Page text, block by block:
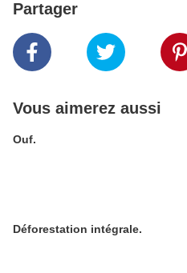
Partager
Vous aimerez aussi
Ouf.
Déforestation intégrale.